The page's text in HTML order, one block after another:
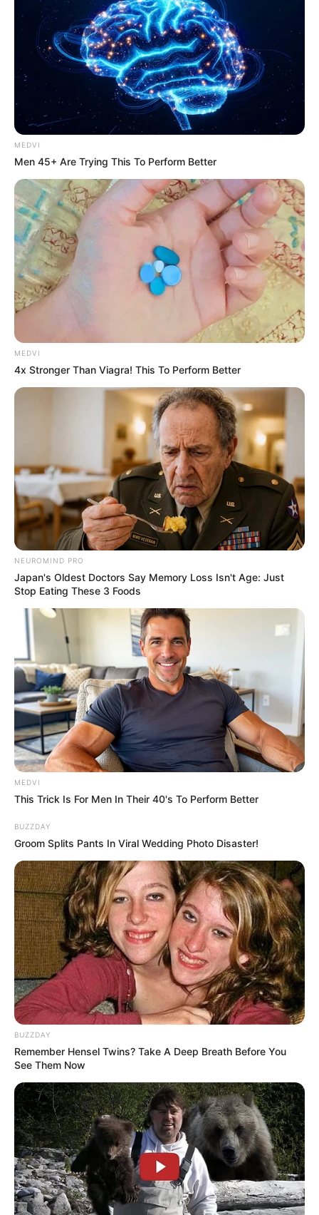
MEDVI
Men 45+ Are Trying This To Perform Better
MEDVI
4x Stronger Than Viagra! This To Perform Better
NEUROMIND PRO
Japan's Oldest Doctors Say Memory Loss Isn't Age: Just
Stop Eating These 3 Foods
MEDVI
This Trick Is For Men In Their 40's To Perform Better
BUZZDAY
Groom Splits Pants In Viral Wedding Photo Disaster!
BUZZDAY
Remember Hensel Twins? Take A Deep Breath Before You
See Them Now